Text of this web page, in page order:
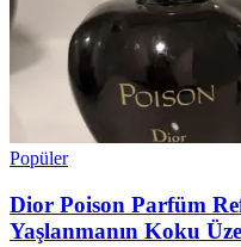
Popüler
Dior Poison Parfüm
Yaşlanmanın Koku